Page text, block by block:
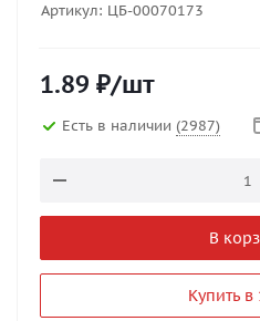
Артикул: ЦБ-00070173
1.89 ₽/шт
Есть в наличии (2987)
В
Купить в